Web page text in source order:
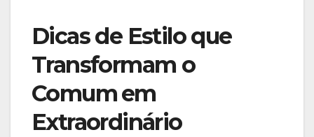
Dicas de Estilo que
Transformam o ​
Comum ⁢em
Extraordinário